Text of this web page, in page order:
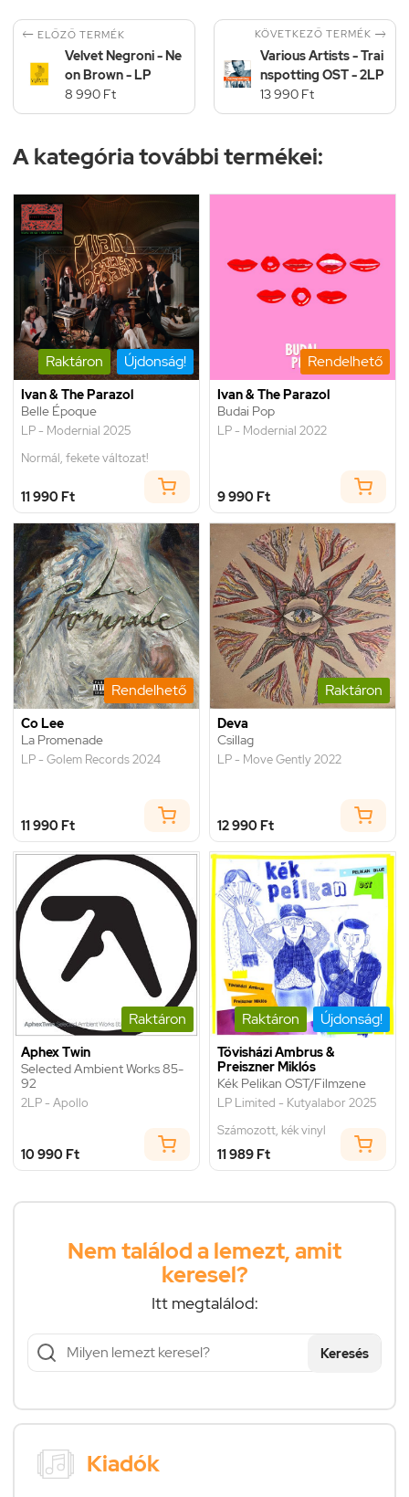
 ELŐZŐ TERMÉK
Velvet Negroni - Ne
on Brown - LP
8 990 Ft
KÖVETKEZŐ TERMÉK 
Various Artists - Trai
nspotting OST - 2LP
13 990 Ft
A kategória további termékei:
Raktáron Újdonság!
Ivan & The Parazol
Belle Époque
LP - Modernial 2025
Normál, fekete változat!
11 990 Ft
Rendelhető
Ivan & The Parazol
Budai Pop
LP - Modernial 2022
9 990 Ft
Rendelhető
Co Lee
La Promenade
LP - Golem Records 2024
11 990 Ft
Raktáron
Deva
Csillag
LP - Move Gently 2022
12 990 Ft
Raktáron
Aphex Twin
Selected Ambient Works 85-
92
2LP - Apollo
10 990 Ft
Raktáron Újdonság!
Tövisházi Ambrus &
Preiszner Miklós
Kék Pelikan OST/Filmzene
LP Limited - Kutyalabor 2025
Számozott, kék vinyl
11 989 Ft
Nem találod a lemezt, amit
keresel?
Itt megtalálod:
Keresés
Kiadók